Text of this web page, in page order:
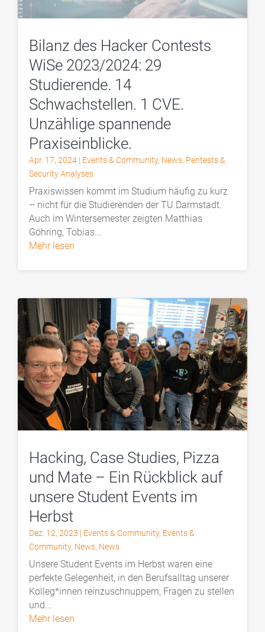
Bilanz des Hacker Contests
WiSe 2023/2024: 29
Studierende. 14
Schwachstellen. 1 CVE.
Unzählige spannende
Praxiseinblicke.
Apr. 17, 2024 | Events & Community, News, Pentests &
Security Analyses
Praxiswissen kommt im Studium häufig zu kurz
– nicht für die Studierenden der TU Darmstadt.
Auch im Wintersemester zeigten Matthias
Göhring, Tobias...
mehr lesen
Hacking, Case Studies, Pizza
und Mate – Ein Rückblick auf
unsere Student Events im
Herbst
Dez. 12, 2023 | Events & Community, Events &
Community, News, News
Unsere Student Events im Herbst waren eine
perfekte Gelegenheit, in den Berufsalltag unserer
Kolleg*innen reinzuschnuppern, Fragen zu stellen
und...
mehr lesen